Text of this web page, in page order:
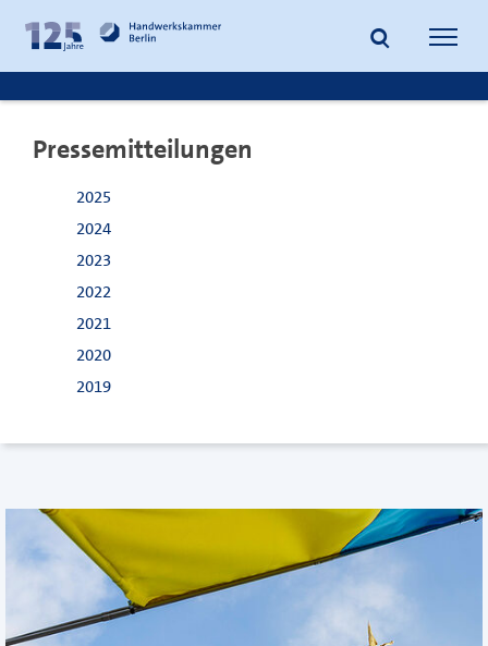
Inhalt
springen
Fußzeile
springen
Suche
Pressemitteilungen
2025
2024
2023
2022
2021
2020
2019